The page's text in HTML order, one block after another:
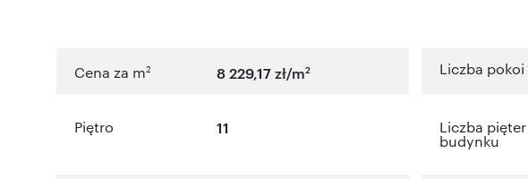
Cena za m2 8 229,17 zł/m2 Liczba pokoi
Piętro 11 Liczba
budynku